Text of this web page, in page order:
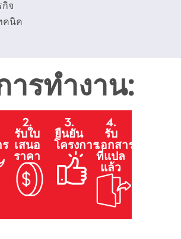
กิจ
คนิค
ารทำงาน:
2.
รับใบ
เสนอ
ราคา
3.
ยืนยัน
โครงการ
4.
รับ
เอกสาร
ที่แปล
แล้ว